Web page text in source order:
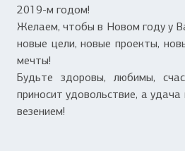
2019-м годом!
Желаем, чтобы в Новом году у
новые цели, новые проекты,
мечты!
Будьте здоровы, любимы,
приносит удовольствие, а удача
везением!